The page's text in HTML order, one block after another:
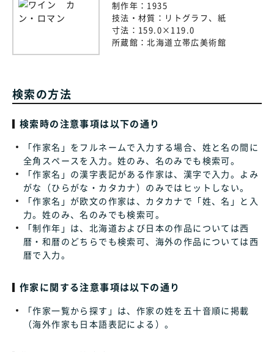
制作年： 1935
技法・材質： リトグラフ、紙
寸法： 159.0×119.0
所蔵館：北海道立帯広美術館
検索の方法
検索時の注意事項は以下の通り
「作家名」をフルネームで入力する場合、姓と名の間に
全角スペースを入力。姓のみ、名のみでも検索可。
「作家名」の漢字表記がある作家は、漢字で入力。よみ
がな（ひらがな・カタカナ）のみではヒットしない。
「作家名」が欧文の作家は、カタカナで「姓、名」と入
力。姓のみ、名のみでも検索可。
「制作年」は、北海道および日本の作品については西
暦・和暦のどちらでも検索可、海外の作品については西
暦で入力。
作家に関する注意事項は以下の通り
「作家一覧から探す」は、作家の姓を五十音順に掲載
（海外作家も日本語表記による）。